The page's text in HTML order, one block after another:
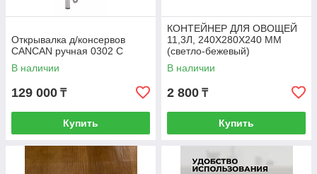
Открывалка д/консервов
CANCAN ручная 0302 С
В наличии
129 000 ₸
Купить
КОНТЕЙНЕР ДЛЯ ОВОЩЕЙ
11,3Л, 240Х280Х240 ММ
(светло-бежевый)
В наличии
2 800 ₸
Купить